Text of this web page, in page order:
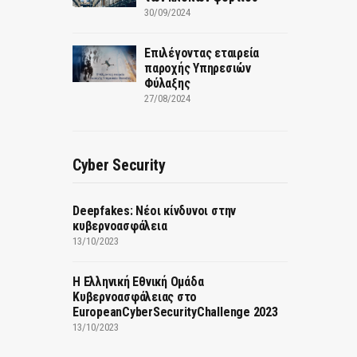
30/09/2024
Επιλέγοντας εταιρεία
παροχής Υπηρεσιών
Φύλαξης
27/08/2024
Cyber Security
Deepfakes: Νέοι κίνδυνοι στην
κυβερνοασφάλεια
13/10/2023
Η Ελληνική Εθνική Ομάδα
Κυβερνοασφάλειας στο
EuropeanCyberSecurityChallenge 2023
13/10/2023